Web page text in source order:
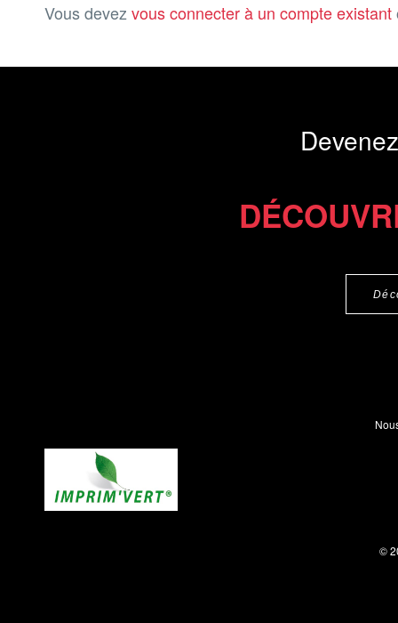
Vous devez vous connecter à un compte existant
©